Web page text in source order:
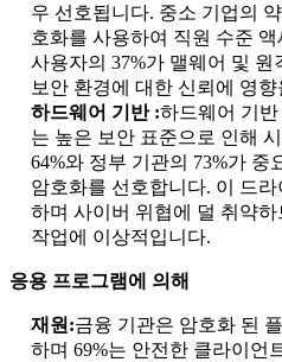
우 선호됩니다. 중소 기업의
호화를 사용하여 직원 수준
사용자의 37%가 맬웨어 및
보안 환경에 대한 신뢰에 영
하드웨어 기반 :하드웨어 기
는 높은 보안 표준으로 인해
64%와 정부 기관의 73%가 중
암호화를 선호합니다. 이 드
하며 사이버 위협에 덜 취약
작업에 이상적입니다.
응용 프로그램에 의해
재원:금융 기관은 암호화 된
하며 69%는 안전한 클라이언